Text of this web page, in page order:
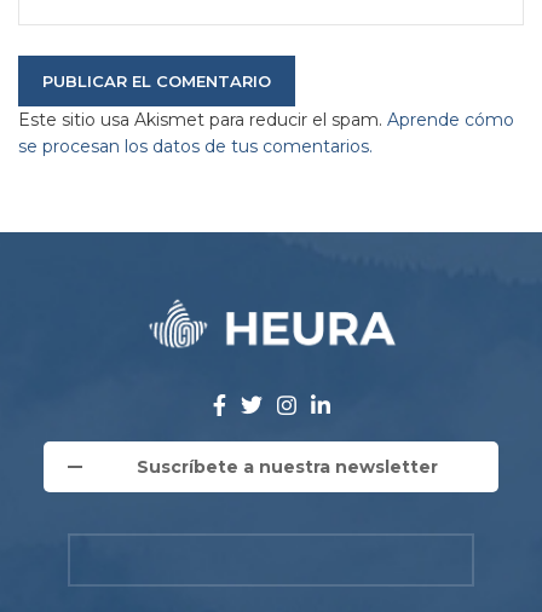
Este sitio usa Akismet para reducir el spam. Aprende cómo
se procesan los datos de tus comentarios.
Suscríbete a nuestra newsletter